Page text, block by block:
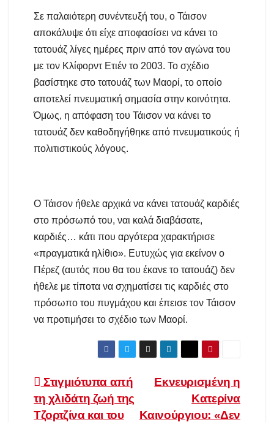
Σε παλαιότερη συνέντευξή του, ο Τάισον
αποκάλυψε ότι είχε αποφασίσει να κάνει το
τατουάζ λίγες ημέρες πριν από τον αγώνα του
με τον Κλίφορντ Ετιέν το 2003. Το σχέδιο
βασίστηκε στο τατουάζ των Μαορί, το οποίο
αποτελεί πνευματική σημασία στην κοινότητα.
Όμως, η απόφαση του Τάισον να κάνει το
τατουάζ δεν καθοδηγήθηκε από πνευματικούς ή
πολιτιστικούς λόγους.
Ο Τάισον ήθελε αρχικά να κάνει τατουάζ καρδιές
στο πρόσωπό του, ναι καλά διαβάσατε,
καρδιές… κάτι που αργότερα χαρακτήρισε
«πραγματικά ηλίθιο». Ευτυχώς για εκείνον ο
Πέρεζ (αυτός που θα του έκανε το τατουάζ) δεν
ήθελε με τίποτα να σχηματίσει τις καρδιές στο
πρόσωπο του πυγμάχου και έπεισε τον Τάισον
να προτιμήσει το σχέδιο των Μαορί.
Πλοήγηση
άρθρων
Εκνευρισμένη η
Κατερίνα
Καινούργιου: «Δεν
Στιγμιότυπα απή
τη χλιδάτη ζωή της
Τζορτζίνα και του